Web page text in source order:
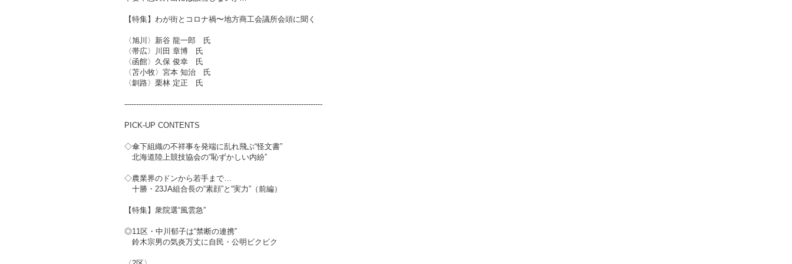
【特集】わが街とコロナ禍〜地方商工会議所会頭に聞く
〈旭川〉新谷 龍一郎 氏
〈帯広〉川田 章博 氏
〈函館〉久保 俊幸 氏
〈苫小牧〉宮本 知治 氏
〈釧路〉栗林 定正 氏
------------------------------------------------------------------------------------
PICK-UP CONTENTS
◇傘下組織の不祥事を発端に乱れ飛ぶ“怪文書”
北海道陸上競技協会の“恥ずかしい内紛”
◇農業界のドンから若手まで…
十勝・23JA組合長の“素顔”と“実力”（前編）
【特集】衆院選“風雲急”
◎11区・中川郁子は“禁断の連携”
鈴木宗男の気炎万丈に自民・公明ビクビク